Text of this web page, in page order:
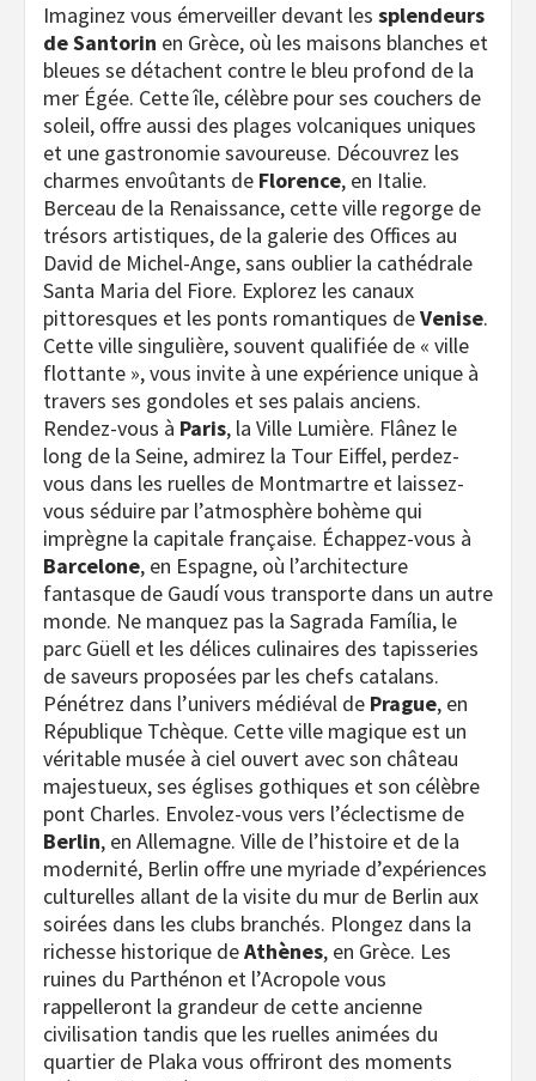
Imaginez vous émerveiller devant les splendeurs
de Santorin en Grèce, où les maisons blanches et
bleues se détachent contre le bleu profond de la
mer Égée. Cette île, célèbre pour ses couchers de
soleil, offre aussi des plages volcaniques uniques
et une gastronomie savoureuse. Découvrez les
charmes envoûtants de Florence, en Italie.
Berceau de la Renaissance, cette ville regorge de
trésors artistiques, de la galerie des Offices au
David de Michel-Ange, sans oublier la cathédrale
Santa Maria del Fiore. Explorez les canaux
pittoresques et les ponts romantiques deVenise.
Cette ville singulière, souvent qualifiée de « ville
flottante », vous invite à une expérience unique à
travers ses gondoles et ses palais anciens.
Rendez-vous à Paris, la Ville Lumière. Flânez le
long de la Seine, admirez la Tour Eiffel, perdez-
vous dans les ruelles de Montmartre et laissez-
vous séduire par l’atmosphère bohème qui
imprègne la capitale française. Échappez-vous à
Barcelone, en Espagne, où l’architecture
fantasque de Gaudí vous transporte dans un autre
monde. Ne manquez pas la Sagrada Família, le
parc Güell et les délices culinaires des tapisseries
de saveurs proposées par les chefs catalans.
Pénétrez dans l’univers médiéval de Prague, en
République Tchèque. Cette ville magique est un
véritable musée à ciel ouvert avec son château
majestueux, ses églises gothiques et son célèbre
pont Charles. Envolez-vous vers l’éclectisme de
Berlin, en Allemagne. Ville de l’histoire et de la
modernité, Berlin offre une myriade d’expériences
culturelles allant de la visite du mur de Berlin aux
soirées dans les clubs branchés. Plongez dans la
richesse historique deAthènes, en Grèce. Les
ruines du Parthénon et l’Acropole vous
rappelleront la grandeur de cette ancienne
civilisation tandis que les ruelles animées du
quartier de Plaka vous offriront des moments